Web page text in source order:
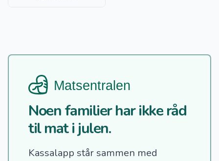
Noen familier har ikke råd
til mat i julen.
Kassalapp står sammen med